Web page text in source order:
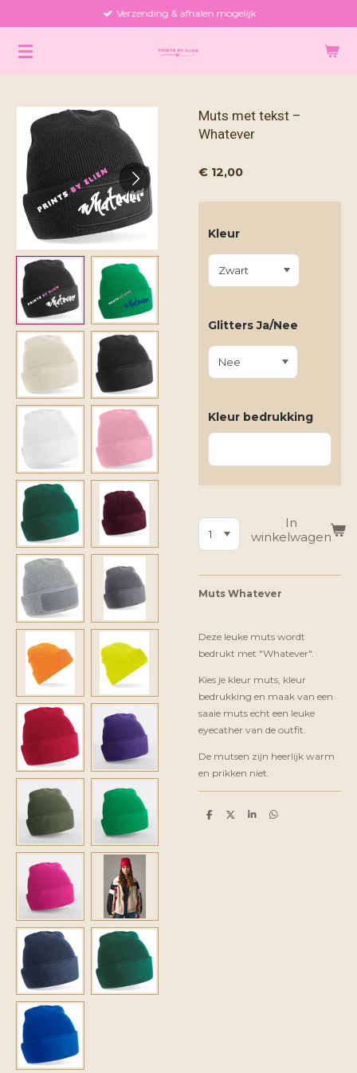
naar
Verzending & afhalen mogelijk
Muts met tekst –
Whatever
€ 12,00
Kleur
Glitters Ja/Nee
Kleur bedrukking
In
winkelwagen
Muts Whatever
Deze leuke muts wordt
bedrukt met "Whatever".
Kies je kleur muts, kleur
bedrukking en maak van een
saaie muts echt een leuke
eyecather van de outfit.
De mutsen zijn heerlijk warm
en prikken niet.
D
D
S
D